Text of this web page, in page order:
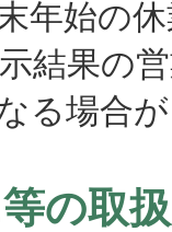
年始の
結果の
場合が
等の取